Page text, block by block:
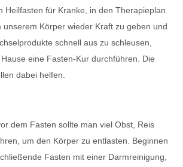
Heilfasten für Kranke, in den Therapieplan
unserem Körper wieder Kraft zu geben und
schnell aus zu schleusen,
eine Fasten-Kur durchführen. Die
dabei helfen.
dem Fasten sollte man viel Obst, Reis
um den Körper zu entlasten. Beginnen
Fasten mit einer Darmreinigung,